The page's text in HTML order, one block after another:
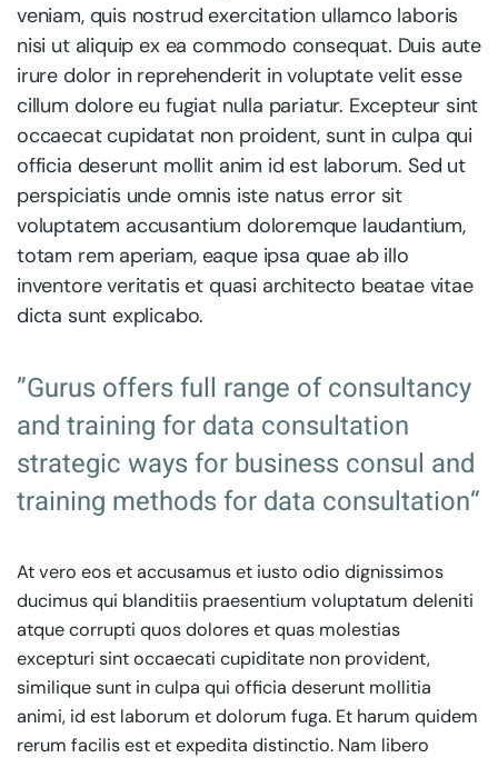
veniam, quis nostrud exercitation ullamco laboris
nisi ut aliquip ex ea commodo consequat. Duis aute
irure dolor in reprehenderit in voluptate velit esse
cillum dolore eu fugiat nulla pariatur. Excepteur sint
occaecat cupidatat non proident, sunt in culpa qui
officia deserunt mollit anim id est laborum. Sed ut
perspiciatis unde omnis iste natus error sit
voluptatem accusantium doloremque laudantium,
totam rem aperiam, eaque ipsa quae ab illo
inventore veritatis et quasi architecto beatae vitae
dicta sunt explicabo.
”Gurus offers full range of consultancy
and training for data consultation
strategic ways for business consul and
training methods for data consultation“
At vero eos et accusamus et iusto odio dignissimos
ducimus qui blanditiis praesentium voluptatum deleniti
atque corrupti quos dolores et quas molestias
excepturi sint occaecati cupiditate non provident,
similique sunt in culpa qui officia deserunt mollitia
animi, id est laborum et dolorum fuga. Et harum quidem
rerum facilis est et expedita distinctio. Nam libero